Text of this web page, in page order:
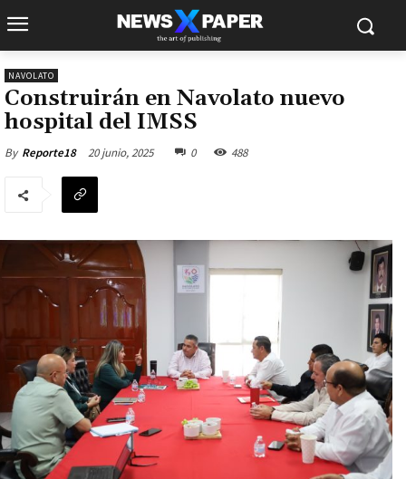
NAVOLATO
Construirán en Navolato nuevo
hospital del IMSS
By Reporte18 20 junio, 2025 0 488